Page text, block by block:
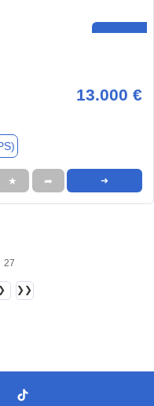
13.000 €
★ ➦ ➜
❯ ❯❯